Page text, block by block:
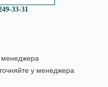
33-31
менеджера
у менеджера